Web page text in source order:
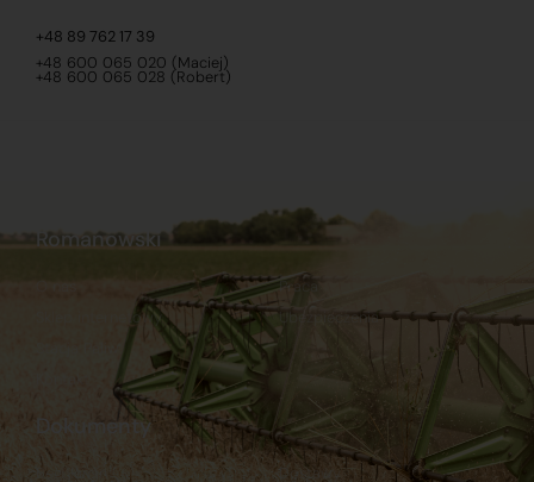
+48 89 762 17 39
+48 600 065 020 (Maciej)
+48 600 065 028 (Robert)
Dokumenty
Regulamin Dostawy
Romanowski
Sklep internetowy
Praca
Ubezpieczenia